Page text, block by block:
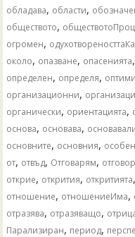
обладава, области,
обществото,
огромен,
около, опазване, опасенията,
определен, определя,
организационни,
органически, ориентацията,
основа, основава,
основните, основния,
от, отвъд, Отговарям,
открие, открития, откритията,
отношение, отношениеИма,
отразява, отразяващо,
Парализиран, период,